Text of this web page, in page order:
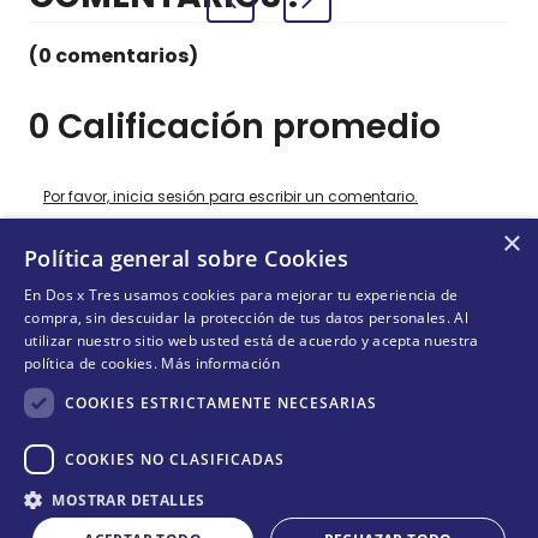
Cantidad
COMPRAR
0 Calificación promedio
(0 comentarios)
Por favor, inicia sesión para escribir un comentario.
Más reciente Todos
No hay comentarios.
¡DEJANDO HUELLAS! 🐾
Suscríbete y conoce nuestras acciones, campañas y
formas de ayudar a más animalitos que lo necesitan.
×
Política general sobre Cookies
En Dos x Tres usamos cookies para mejorar tu experiencia de
compra, sin descuidar la protección de tus datos personales. Al
utilizar nuestro sitio web usted está de acuerdo y acepta nuestra
política de cookies. Más información
COOKIES ESTRICTAMENTE NECESARIAS
COOKIES NO CLASIFICADAS
MOSTRAR DETALLES